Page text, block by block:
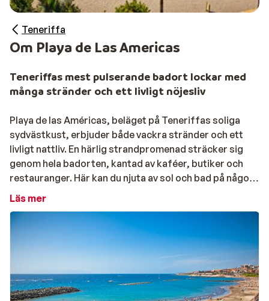
Teneriffa
Om Playa de Las Americas
Teneriffas mest pulserande badort lockar med
många stränder och ett livligt nöjesliv
Playa de las Américas, beläget på Teneriffas soliga
sydvästkust, erbjuder både vackra stränder och ett
livligt nattliv. En härlig strandpromenad sträcker sig
genom hela badorten, kantad av kaféer, butiker och
restauranger. Här kan du njuta av sol och bad på någon
av de många stränderna längs kusten, med möjlighet
kvällen kommer finns det nöjen för alla, oavsett ålder
och intressen.
Restauranger och uteliv i Playa De Las Américas
I Playa de las Américas finns ett brett utbud av
restauranger, barer och nattklubbar. Här finns både
Läs mer